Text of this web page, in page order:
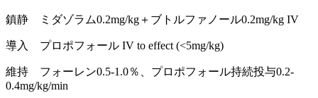
鎮静 ミダゾラム0.2mg/kg＋ブトルファノール0.2mg/kg IV
導入 プロポフォール IV to effect (<5mg/kg)
維持 フォーレン0.5-1.0％、プロポフォール持続投与0.2-
0.4mg/kg/min